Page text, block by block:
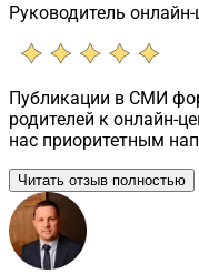
Руководитель
Публикации в СМИ
родителей к онлайн-
нас приоритетным
Читать отзыв полностью